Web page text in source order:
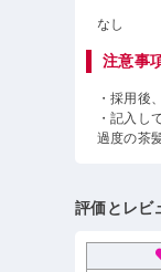
なし
注意事
・採用後
・記入し
過度の茶
評価とレビ